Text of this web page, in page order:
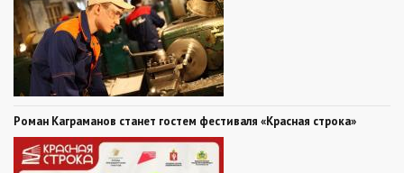
Роман Каграманов станет гостем фестиваля «Красная строка»